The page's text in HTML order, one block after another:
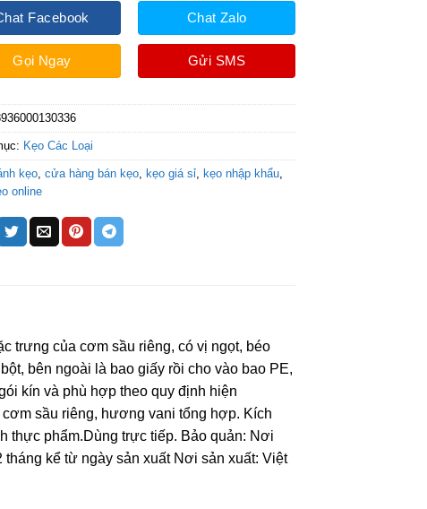
Facebook
Gọi Ngay
Chat Zalo
Gửi SMS
Kẹo Các Loại
kẹo,cửa hàng bán kẹo, kẹo giá sỉ, kẹo nhập khẩu,
online
trưng của cơm sầu riêng, có vị ngọt, béo
bên ngoài là bao giấy rồi cho vào bao PE,
kín và phù hợp theo quy định hiện
sầu riêng, hương vani tổng hợp. Kích
thực phẩm.Dùng trực tiếp. Bảo quản: Nơi
kể từ ngày sản xuất Nơi sản xuất: Việt